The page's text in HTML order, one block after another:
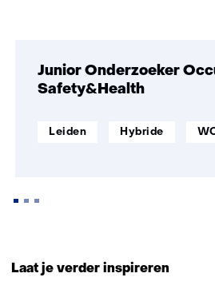
over
Junior Onderzoeker
Safety&Health
werklocatie:
Leiden
Werken
Hybride
Laat je verder inspireren